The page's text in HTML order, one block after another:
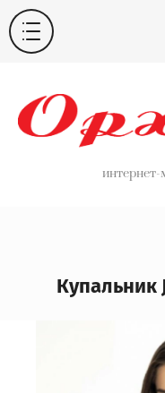
интернет-
Купальник